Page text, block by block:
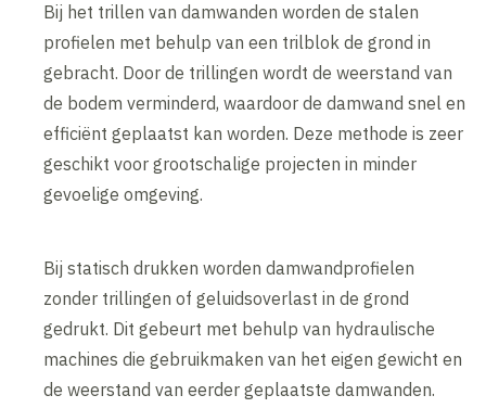
Bij het trillen van damwanden worden de stalen
profielen met behulp van een trilblok de grond in
gebracht. Door de trillingen wordt de weerstand van
de bodem verminderd, waardoor de damwand snel en
efficiënt geplaatst kan worden. Deze methode is zeer
geschikt voor grootschalige projecten in minder
gevoelige omgeving.
Bij statisch drukken worden damwandprofielen
zonder trillingen of geluidsoverlast in de grond
gedrukt. Dit gebeurt met behulp van hydraulische
machines die gebruikmaken van het eigen gewicht en
de weerstand van eerder geplaatste damwanden.